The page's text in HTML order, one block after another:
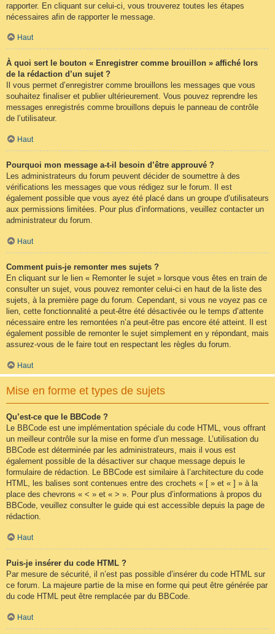
rapporter. En cliquant sur celui-ci, vous trouverez toutes les étapes
nécessaires afin de rapporter le message.
Haut
À quoi sert le bouton « Enregistrer comme brouillon » affiché lors
de la rédaction d’un sujet ?
Il vous permet d’enregistrer comme brouillons les messages que vous
souhaitez finaliser et publier ultérieurement. Vous pouvez reprendre les
messages enregistrés comme brouillons depuis le panneau de contrôle
de l’utilisateur.
Haut
Pourquoi mon message a-t-il besoin d’être approuvé ?
Les administrateurs du forum peuvent décider de soumettre à des
vérifications les messages que vous rédigez sur le forum. Il est
également possible que vous ayez été placé dans un groupe d’utilisateurs
aux permissions limitées. Pour plus d’informations, veuillez contacter un
administrateur du forum.
Haut
Comment puis-je remonter mes sujets ?
En cliquant sur le lien « Remonter le sujet » lorsque vous êtes en train de
consulter un sujet, vous pouvez remonter celui-ci en haut de la liste des
sujets, à la première page du forum. Cependant, si vous ne voyez pas ce
lien, cette fonctionnalité a peut-être été désactivée ou le temps d’attente
nécessaire entre les remontées n’a peut-être pas encore été atteint. Il est
également possible de remonter le sujet simplement en y répondant, mais
assurez-vous de le faire tout en respectant les règles du forum.
Haut
Mise en forme et types de sujets
Qu’est-ce que le BBCode ?
Le BBCode est une implémentation spéciale du code HTML, vous offrant
un meilleur contrôle sur la mise en forme d’un message. L’utilisation du
BBCode est déterminée par les administrateurs, mais il vous est
également possible de la désactiver sur chaque message depuis le
formulaire de rédaction. Le BBCode est similaire à l’architecture du code
HTML, les balises sont contenues entre des crochets « [ » et « ] » à la
place des chevrons « < » et « > ». Pour plus d’informations à propos du
BBCode, veuillez consulter le guide qui est accessible depuis la page de
rédaction.
Haut
Puis-je insérer du code HTML ?
Par mesure de sécurité, il n’est pas possible d’insérer du code HTML sur
ce forum. La majeure partie de la mise en forme qui peut être générée par
du code HTML peut être remplacée par du BBCode.
Haut